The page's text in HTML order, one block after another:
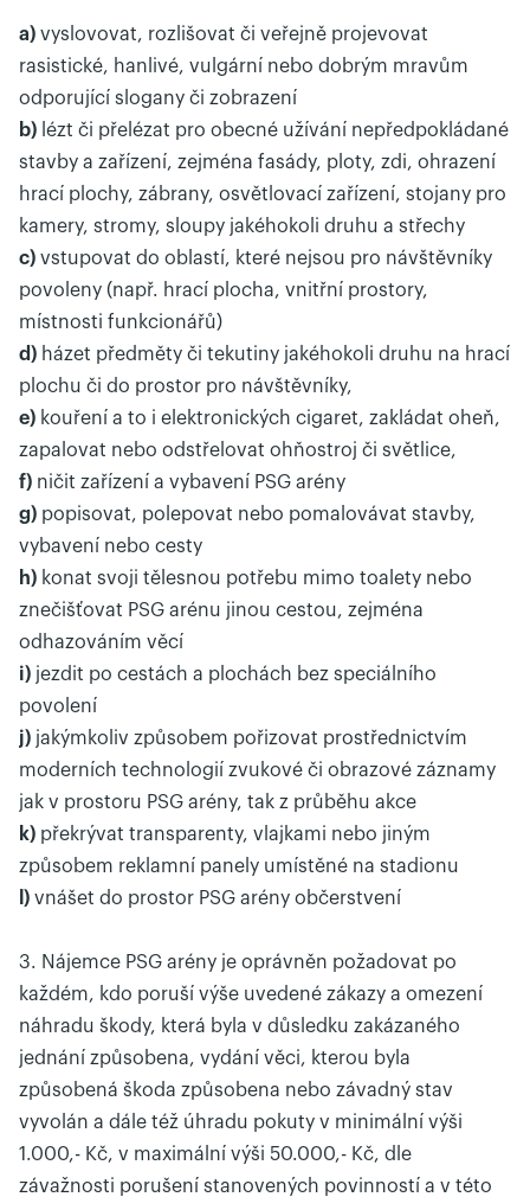
a) vyslovovat, rozlišovat či veřejně projevovat
rasistické, hanlivé, vulgární nebo dobrým mravům
odporující slogany či zobrazení
b) lézt či přelézat pro obecné užívání nepředpokládané
stavby a zařízení, zejména fasády, ploty, zdi, ohrazení
hrací plochy, zábrany, osvětlovací zařízení, stojany pro
kamery, stromy, sloupy jakéhokoli druhu a střechy
c) vstupovat do oblastí, které nejsou pro návštěvníky
povoleny (např. hrací plocha, vnitřní prostory,
místnosti funkcionářů)
d) házet předměty či tekutiny jakéhokoli druhu na hrací
plochu či do prostor pro návštěvníky,
e) kouření a to i elektronických cigaret, zakládat oheň,
zapalovat nebo odstřelovat ohňostroj či světlice,
f) ničit zařízení a vybavení PSG arény
g) popisovat, polepovat nebo pomalovávat stavby,
vybavení nebo cesty
h) konat svoji tělesnou potřebu mimo toalety nebo
znečišťovat PSG arénu jinou cestou, zejména
odhazováním věcí
i) jezdit po cestách a plochách bez speciálního
povolení
j) jakýmkoliv způsobem pořizovat prostřednictvím
moderních technologií zvukové či obrazové záznamy
jak v prostoru PSG arény, tak z průběhu akce
k) překrývat transparenty, vlajkami nebo jiným
způsobem reklamní panely umístěné na stadionu
l) vnášet do prostor PSG arény občerstvení
3. Nájemce PSG arény je oprávněn požadovat po
každém, kdo poruší výše uvedené zákazy a omezení
náhradu škody, která byla v důsledku zakázaného
jednání způsobena, vydání věci, kterou byla
způsobená škoda způsobena nebo závadný stav
vyvolán a dále též úhradu pokuty v minimální výši
1.000,- Kč, v maximální výši 50.000,- Kč, dle
závažnosti porušení stanovených povinností a v této